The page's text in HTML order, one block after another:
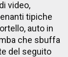
video,
tipiche
auto in
che sbuffa
del seguito